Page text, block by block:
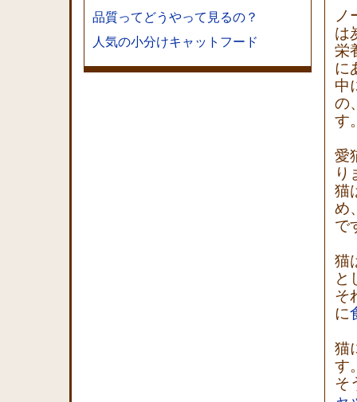
品質ってどうやって見るの？
人気の小分けキャットフード
ノ
は
栄
に
中
の
す
愛
り
猫
め
で
猫
と
そ
に
猫
す
そ